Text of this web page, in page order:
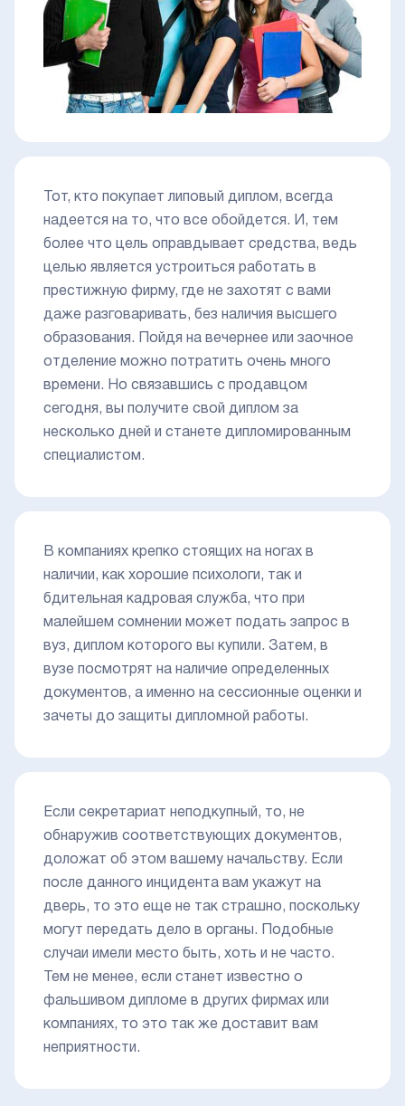
Тот, кто покупает липовый диплом, всегда
надеется на то, что все обойдется. И, тем
более что цель оправдывает средства, ведь
целью является устроиться работать в
престижную фирму, где не захотят с вами
даже разговаривать, без наличия высшего
образования. Пойдя на вечернее или заочное
отделение можно потратить очень много
времени. Но связавшись с продавцом
сегодня, вы получите свой диплом за
несколько дней и станете дипломированным
специалистом.
В компаниях крепко стоящих на ногах в
наличии, как хорошие психологи, так и
бдительная кадровая служба, что при
малейшем сомнении может подать запрос в
вуз, диплом которого вы купили. Затем, в
вузе посмотрят на наличие определенных
документов, а именно на сессионные оценки и
зачеты до защиты дипломной работы.
Если секретариат неподкупный, то, не
обнаружив соответствующих документов,
доложат об этом вашему начальству. Если
после данного инцидента вам укажут на
дверь, то это еще не так страшно, поскольку
могут передать дело в органы. Подобные
случаи имели место быть, хоть и не часто.
Тем не менее, если станет известно о
фальшивом дипломе в других фирмах или
компаниях, то это так же доставит вам
неприятности.